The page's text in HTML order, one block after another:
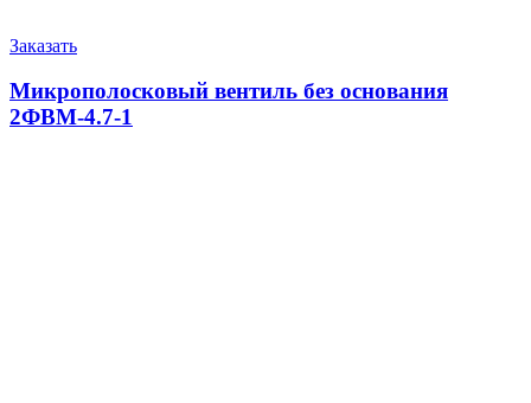
Заказать
Микрополосковый вентиль без основания
2ФВМ-4.7-1